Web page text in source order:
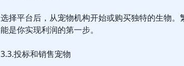
选择平台后，从宠物机构开始或购买独特的生物
能是你实现利润的第一步。
3.3.投标和销售宠物